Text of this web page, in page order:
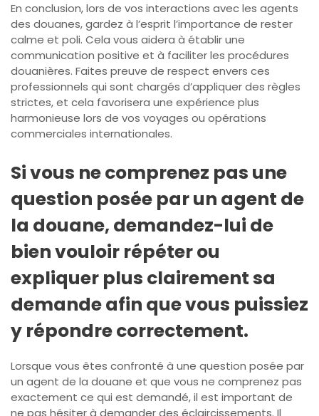
En conclusion, lors de vos interactions avec les agents
des douanes, gardez à l’esprit l’importance de rester
calme et poli. Cela vous aidera à établir une
communication positive et à faciliter les procédures
douanières. Faites preuve de respect envers ces
professionnels qui sont chargés d’appliquer des règles
strictes, et cela favorisera une expérience plus
harmonieuse lors de vos voyages ou opérations
commerciales internationales.
Si vous ne comprenez pas une
question posée par un agent de
la douane, demandez-lui de
bien vouloir répéter ou
expliquer plus clairement sa
demande afin que vous puissiez
y répondre correctement.
Lorsque vous êtes confronté à une question posée par
un agent de la douane et que vous ne comprenez pas
exactement ce qui est demandé, il est important de